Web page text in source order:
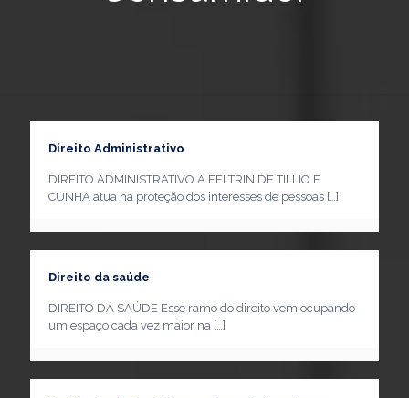
Direito Administrativo
DIREITO ADMINISTRATIVO A FELTRIN DE TILLIO E
CUNHA atua na proteção dos interesses de pessoas […]
Direito da saúde
DIREITO DA SAÚDE Esse ramo do direito vem ocupando
um espaço cada vez maior na […]